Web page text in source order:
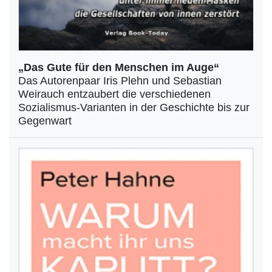
„Das Gute für den Menschen im Auge“
Das Autorenpaar Iris Plehn und Sebastian
Weirauch entzaubert die verschiedenen
Sozialismus-Varianten in der Geschichte bis zur
Gegenwart